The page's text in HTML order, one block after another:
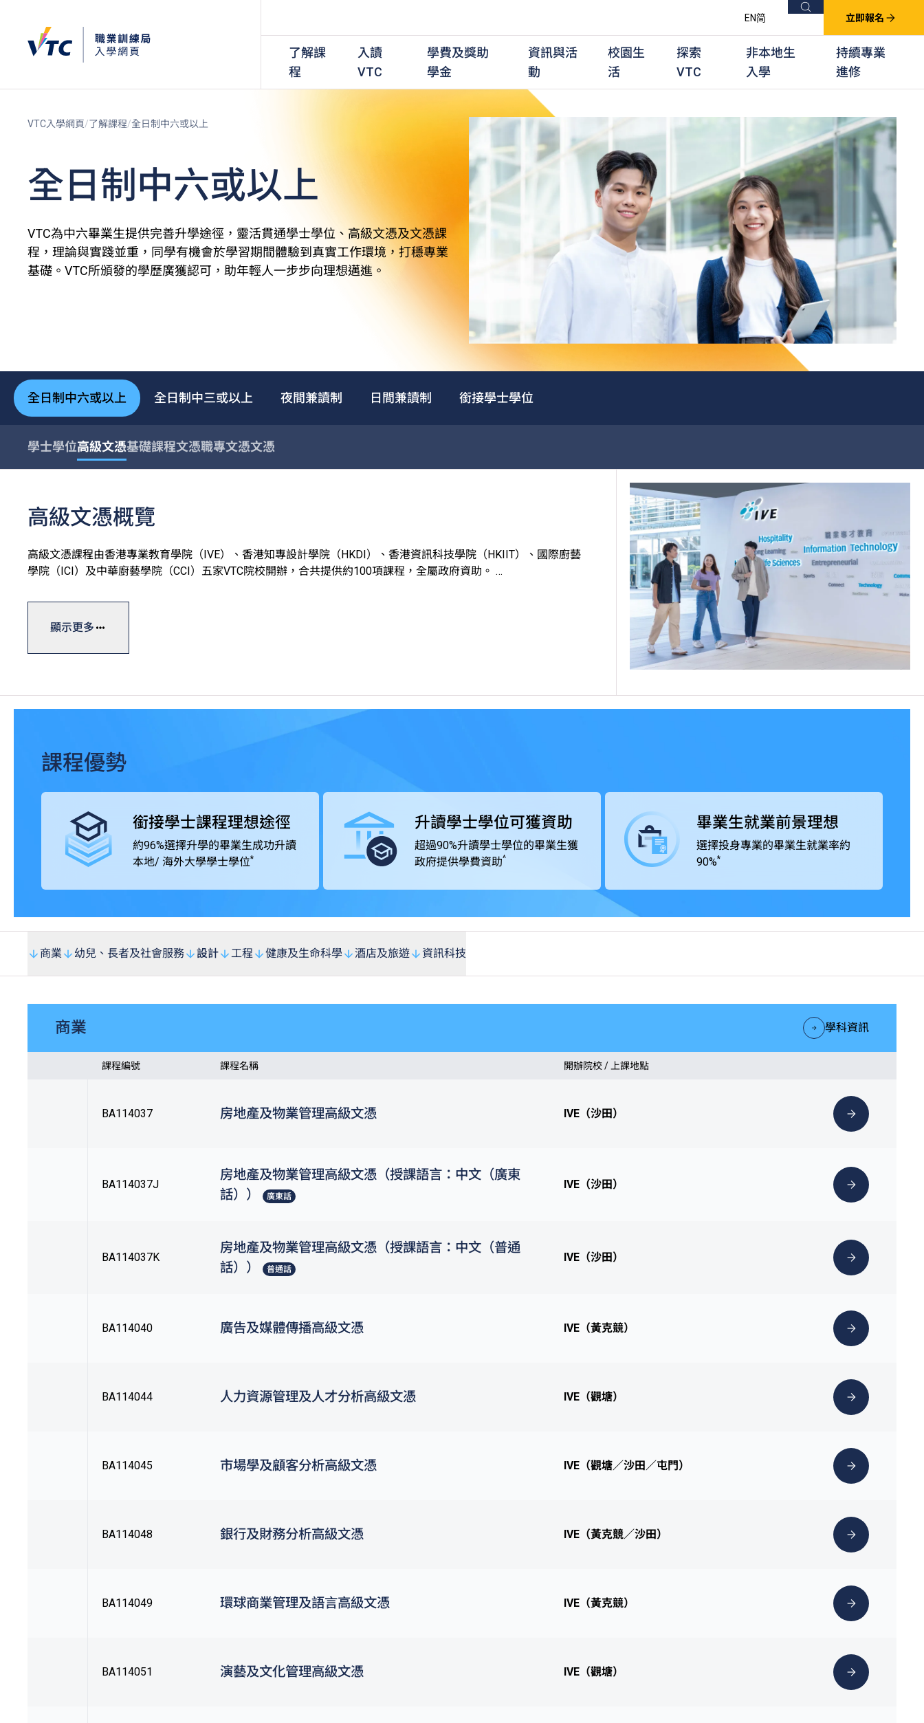
EN简 搜尋 立即報名
了解課
程
職前培訓課程
全日制中六或以上
全日制中三或以上
銜接學士學位
在職培訓課程
持續專業進修
夜間兼讀制
日間兼讀制
學歷程度
學士學位
證書
其他課程
應用學習課程
社群培訓計劃
其他專業課程
專業考試及認可
學徒及其他訓練計劃
入讀
VTC
全日制中六或以上
全日制中三或以上
銜接學士學位
在職培訓
持續專業進修
夜間兼讀制
日間兼讀制
學費及獎助
學金
學費及資助
全日制中六或以上
全日制中三或以上
日間兼讀制
獎學金
獎學金及獎勵計劃
資訊與活
動
校園生
活
探索
VTC
非本地生
入學
持續專業
進修
VTC入學網頁 了解課程 全日制中六或以上
全日制中六或以上
VTC為中六畢業生提供完善升學途徑，靈活貫通學士學位、高級文憑及文憑課
程，理論與實踐並重，同學有機會於學習期間體驗到真實工作環境，打穩專業
基礎。VTC所頒發的學歷廣獲認可，助年輕人一步步向理想邁進。
全日制中六或以上 全日制中三或以上 夜間兼讀制 日間兼讀制 銜接學士學位
學士學位高級文憑基礎課程文憑職專文憑文憑
高級文憑概覽
高級文憑課程由香港專業教育學院（IVE）、香港知專設計學院（HKDI）、香港資訊科技學院（HKIIT）、國際廚藝
學院（ICI）及中華廚藝學院（CCI）五家VTC院校開辦，合共提供約100項課程，全屬政府資助。
高級文憑一般修讀期為兩年，課程理論與實踐並重，能配合學生不同的興趣和能力需要，並提供實習機會協助他們累
積相關專業領域的實戰經驗，以緊貼人力市場需求。
畢業生可升讀本地及海外大學 / 院校開辦的學士學位課程，包括由VTC機構成員THEi高科院提供的銜接學位課程、
顯示更多
課程優勢
銜接學士課程理想途徑
約96%選擇升學的畢業生成功升讀
本地/ 海外大學學士學位*
升讀學士學位可獲資助
超過90%升讀學士學位的畢業生獲
政府提供學費資助^
畢業生就業前景理想
選擇投身專業的畢業生就業率約
90%*
商業 幼兒、長者及社會服務 設計 工程 健康及生命科學 酒店及旅遊 資訊科技
商業 學科資訊
課程編號 課程名稱 開辦院校 / 上課地點
BA114037 房地產及物業管理高級文憑 IVE（沙田）
BA114037J
房地產及物業管理高級文憑（授課語言：中文（廣東
話）） 廣東話
IVE（沙田）
BA114037K
房地產及物業管理高級文憑（授課語言：中文（普通
話）） 普通話
IVE（沙田）
BA114040 廣告及媒體傳播高級文憑 IVE（黃克競）
BA114044 人力資源管理及人才分析高級文憑 IVE（觀塘）
BA114045 市場學及顧客分析高級文憑 IVE（觀塘／沙田／屯門）
BA114048 銀行及財務分析高級文憑 IVE（黃克競／沙田）
BA114049 環球商業管理及語言高級文憑 IVE（黃克競）
BA114051 演藝及文化管理高級文憑 IVE（觀塘）